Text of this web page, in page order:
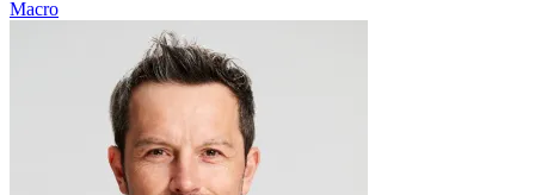
Macro